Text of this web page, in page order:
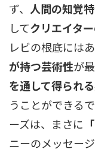
ず、 人間の知覚
してクリエイタ
レビの根底には
が持つ芸術性が
を通して得られ
うことができる
ーズは、まさに
ニーのメッセー